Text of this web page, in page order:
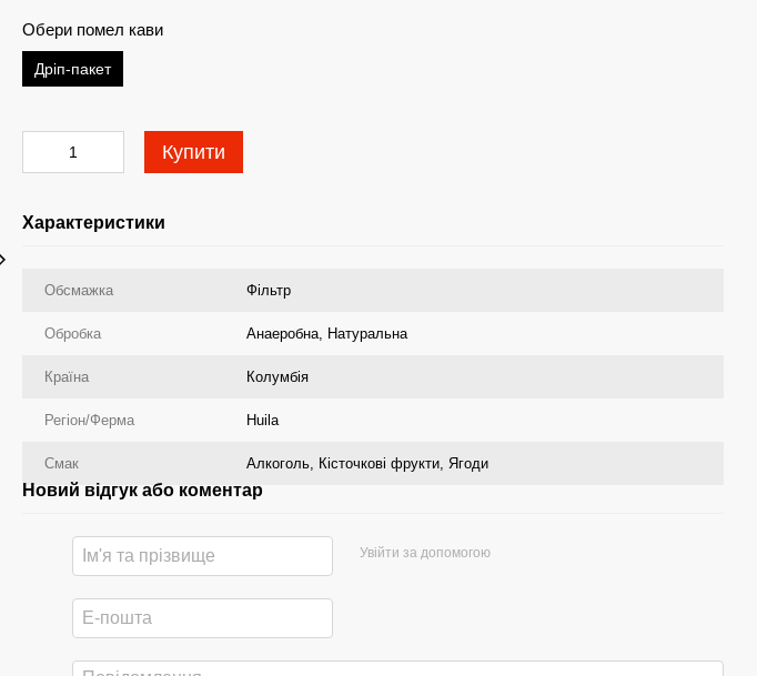
Обери помел кави
Дріп-пакет
Купити
Характеристики
Обсмажка Фільтр
Обробка Анаеробна, Натуральна
Країна Колумбія
Регіон/Ферма Huila
Смак Алкоголь, Кісточкові фрукти, Ягоди
Новий відгук або коментар
Увійти за допомогою